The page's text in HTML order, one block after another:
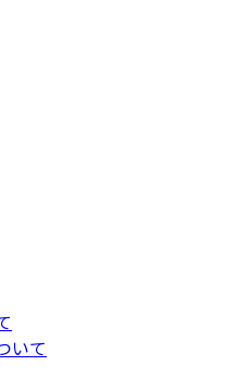
いて